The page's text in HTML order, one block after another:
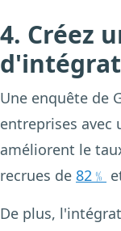
4. Créez
Une enquête de
entreprises avec
améliorent le
recrues de 82﹪
De plus,